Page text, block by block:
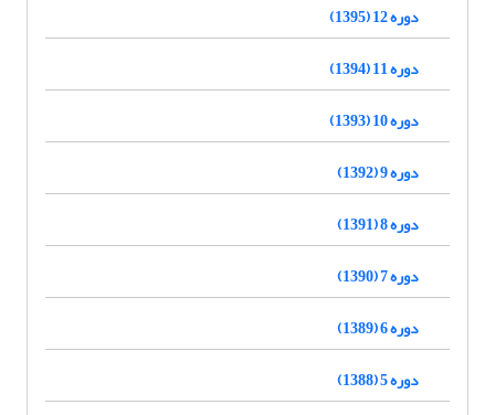
دوره 12 (1395)
دوره 11 (1394)
دوره 10 (1393)
دوره 9 (1392)
دوره 8 (1391)
دوره 7 (1390)
دوره 6 (1389)
دوره 5 (1388)